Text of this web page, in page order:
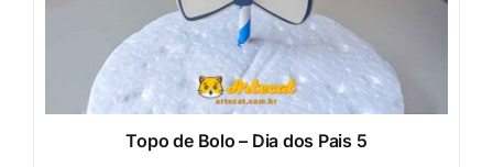
Topo de Bolo – Dia dos Pais 5